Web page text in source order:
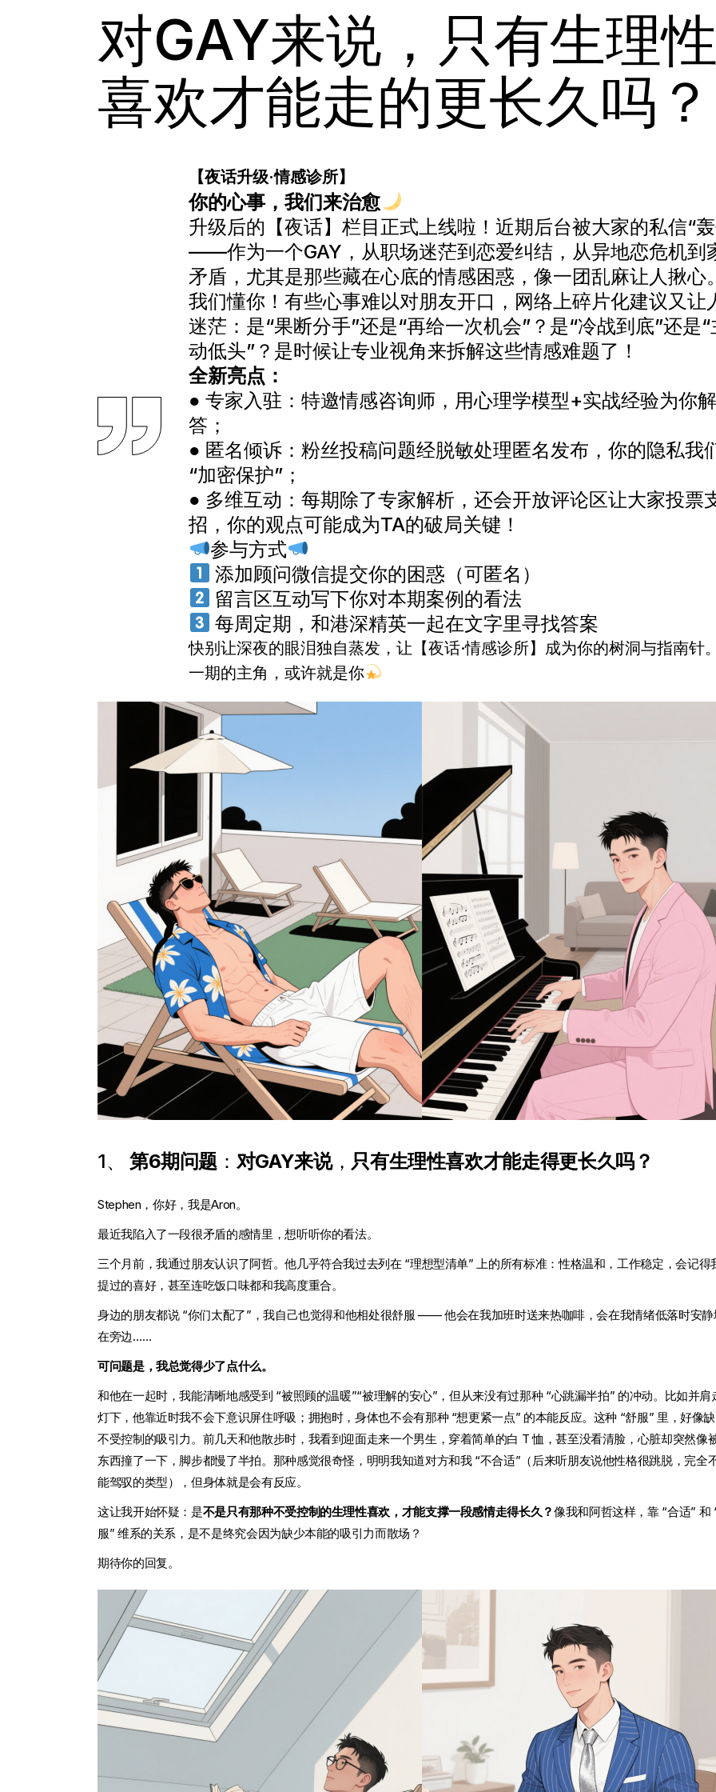
对GAY来说，只有生理性
喜欢才能走的更长久吗？
【夜话升级·情感诊所】
你的心事，我们来治愈
升级后的【夜话】栏目正式上线啦！近期后台被大家的私信“
——作为一个GAY，从职场迷茫到恋爱纠结，从异地恋危机到
矛盾，尤其是那些藏在心底的情感困惑，像一团乱麻让人揪心。
我们懂你！有些心事难以对朋友开口，网络上碎片化建议又让
迷茫：是“果断分手”还是“再给一次机会”？是“冷战到底”还是“
动低头”？是时候让专业视角来拆解这些情感难题了！
全新亮点：
● 专家入驻：特邀情感咨询师，用心理学模型+实战经验为你解
答；
● 匿名倾诉：粉丝投稿问题经脱敏处理匿名发布，你的隐私我
“加密保护”；
● 多维互动：每期除了专家解析，还会开放评论区让大家投票
招，你的观点可能成为TA的破局关键！
参与方式
添加顾问微信提交你的困惑（可匿名）
留言区互动写下你对本期案例的看法
每周定期，和港深精英一起在文字里寻找答案
快别让深夜的眼泪独自蒸发，让【夜话·情感诊所】成为你的树洞与指南针
一期的主角，或许就是你
1、 第6期问题 ： 对GAY来说， 只有生理性喜欢才能走得更长久吗？
Stephen，你好，我是Aron。
最近我陷入了一段很矛盾的感情里，想听听你的看法。
三个月前，我通过朋友认识了阿哲。他几乎符合我过去列在 “理想型清单” 上的所有标准：性格温和，工作稳定，会记得
提过的喜好，甚至连吃饭口味都和我高度重合。
身边的朋友都说 “你们太配了”，我自己也觉得和他相处很舒服 —— 他会在我加班时送来热咖啡，会在我情绪低落时安静
在旁边……
可问题是，我总觉得少了点什么。
和他在一起时，我能清晰地感受到 “被照顾的温暖”“被理解的安心”，但从来没有过那种 “心跳漏半拍” 的冲动。比如并肩
灯下，他靠近时我不会下意识屏住呼吸；拥抱时，身体也不会有那种 “想更紧一点” 的本能反应。这种 “舒服” 里，好像
不受控制的吸引力。前几天和他散步时，我看到迎面走来一个男生，穿着简单的白 T 恤，甚至没看清脸，心脏却突然像
东西撞了一下，脚步都慢了半拍。那种感觉很奇怪，明明我知道对方和我 “不合适”（后来听朋友说他性格很跳脱，完全
能驾驭的类型），但身体就是会有反应。
这让我开始怀疑：是不是只有那种不受控制的生理性喜欢，才能支撑一段感情走得长久？像我和阿哲这样，靠 “合适” 和
服” 维系的关系，是不是终究会因为缺少本能的吸引力而散场？
期待你的回复。